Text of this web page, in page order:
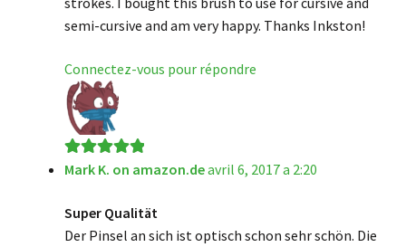
semi-cursive and am very happy. Thanks Inkston!
Connectez-vous pour répondre
Note 5sur 5
Mark K. on amazon.deavril 6, 2017 a 2:20
Super Qualität
Der Pinsel an sich ist optisch schon sehr schön. Die